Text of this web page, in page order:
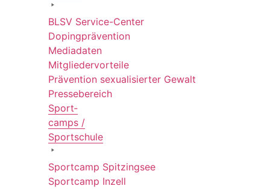
BLSV Service-Center
Doping­prä­ven­tion
Media­da­ten
Mitglie­der­vor­teile
Präven­tion sexua­li­sier­ter Gewalt
Pres­se­be­reich
Sport­
camps /
Sportschule
Sport­camp Spitzingsee
Sport­camp Inzell